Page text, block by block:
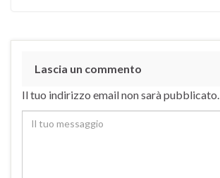
Lascia un commento
Il tuo indirizzo email non sarà pubblicato.